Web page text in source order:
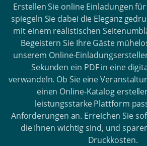
Erstellen Sie online Einladungen
spiegeln Sie dabei die Eleganz
mit einem realistischen
Begeistern Sie Ihre Gäste
unserem Online-
Sekunden ein PDF in eine
verwandeln. Ob Sie eine
einen Online-Katalog
leistungsstarke Plattform
Anforderungen an. Erreichen Sie
die Ihnen wichtig sind, und
Druckkosten.